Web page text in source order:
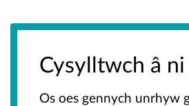
Cysylltwch â ni
Os oes gennych unrhyw